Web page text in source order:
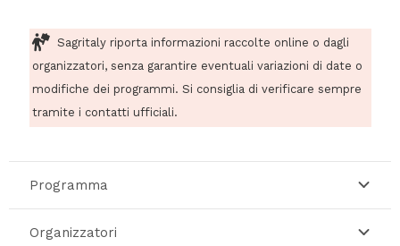
Sagritaly riporta informazioni raccolte online o dagli
organizzatori, senza garantire eventuali variazioni di date o
modifiche dei programmi. Si consiglia di verificare sempre
tramite i contatti ufficiali.
Programma
Organizzatori